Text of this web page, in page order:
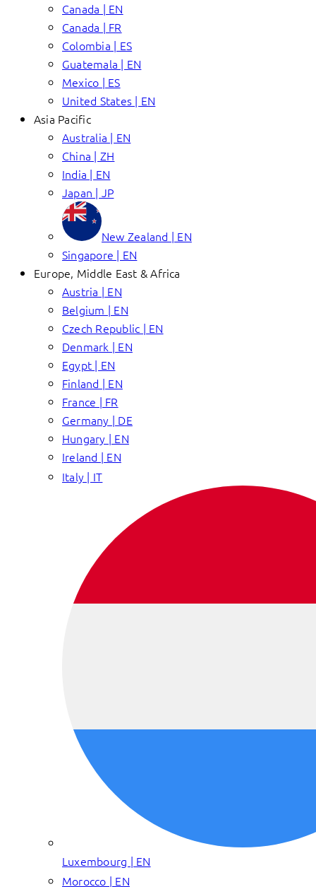
Canada | EN
Canada | FR
Colombia | ES
Guatemala | EN
Mexico | ES
United States | EN
Asia Pacific
Australia | EN
China | ZH
India | EN
Japan | JP
New Zealand | EN
Singapore | EN
Europe, Middle East & Africa
Austria | EN
Belgium | EN
Czech Republic | EN
Denmark | EN
Egypt | EN
Finland | EN
France | FR
Germany | DE
Hungary | EN
Ireland | EN
Italy | IT
Luxembourg | EN
Morocco | EN